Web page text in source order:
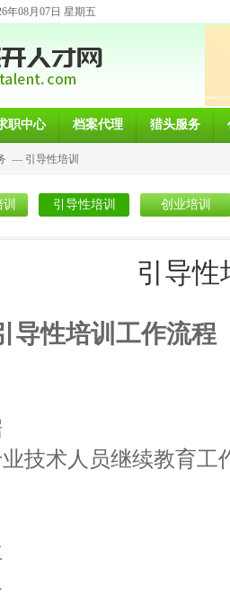
年08月07日 星期五
职中心 档案代理 猎头服务
— 引导性培训
引导性培训 创业培训
引导性
训工作流程
技术人员继续教育工